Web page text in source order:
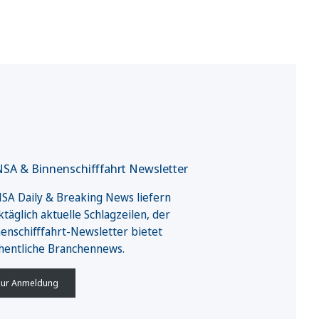
& Binnenschifffahrt Newsletter
Daily & Breaking News liefern
aktuelle Schlagzeilen, der
Newsletter bietet
Branchennews.
Anmeldung